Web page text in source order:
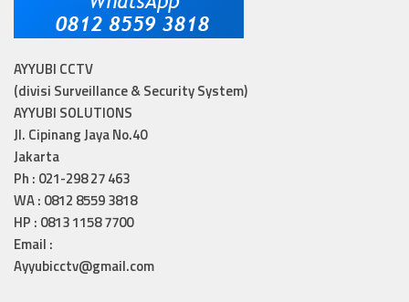
AYYUBI CCTV
(divisi Surveillance & Security System)
AYYUBI SOLUTIONS
Jl. Cipinang Jaya No.40
Jakarta
Ph : 021-298 27 463
WA : 0812 8559 3818
HP : 0813 1158 7700
Email :
Ayyubicctv@gmail.com